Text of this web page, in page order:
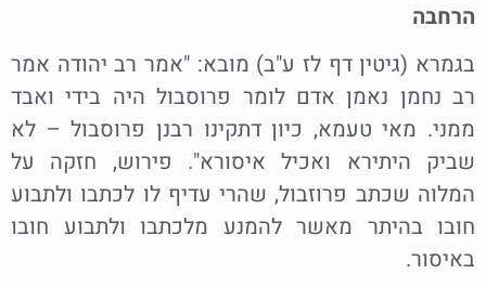
הרחבה
בגמרא (גיטין דף לז ע"ב) מובא: "אמר רב יהודה אמר
רב נחמן נאמן אדם לומר פרוסבול היה בידי ואבד
ממני. מאי טעמא, כיון דתקינו רבנן פרוסבול – לא
שביק היתירא ואכיל איסורא". פירוש, חזקה על
המלוה שכתב פרוזבול, שהרי עדיף לו לכתבו ולתבוע
חובו בהיתר מאשר להמנע מלכתבו ולתבוע חובו
באיסור.